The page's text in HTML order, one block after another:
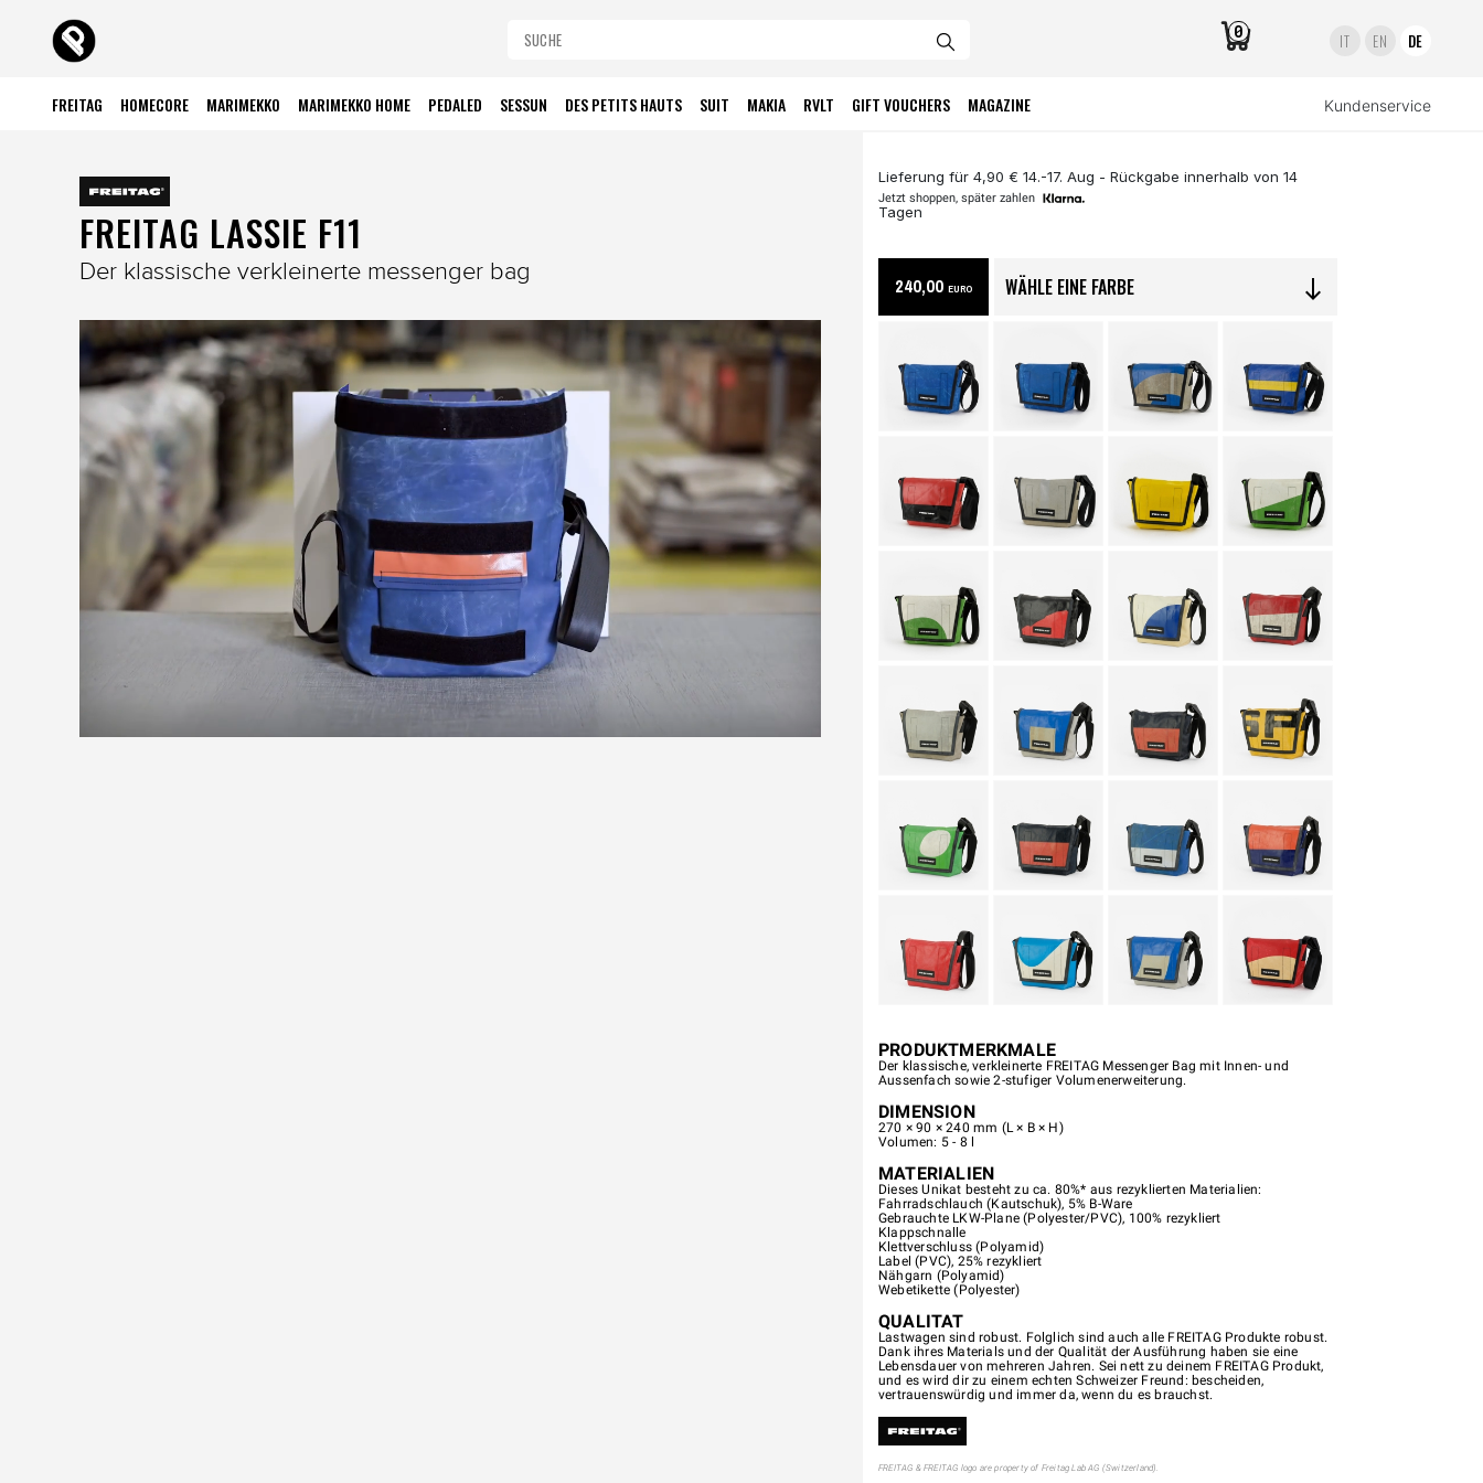
0 IT EN DE
FREITAG HOMECORE MARIMEKKO MARIMEKKO HOME PEDALED SESSUN DES PETITS HAUTS SUIT MAKIA RVLT GIFT VOUCHERS MAGAZINE Kundenservice
Lieferung für 4,90 € 14.-17. Aug - Rückgabe innerhalb von 14
Tagen
Jetzt shoppen, später zahlen
FREITAG LASSIE F11
Der klassische verkleinerte messenger bag 240,00 EURO WÄHLE EINE FARBE south
PRODUKTMERKMALE
Der klassische, verkleinerte FREITAG Messenger Bag mit Innen- und
Aussenfach sowie 2-stufiger Volumenerweiterung.
DIMENSION
270 × 90 × 240 mm (L × B × H)
Volumen: 5 - 8 l
MATERIALIEN
Dieses Unikat besteht zu ca. 80%* aus rezyklierten Materialien:
Fahrradschlauch (Kautschuk), 5% B-Ware
Gebrauchte LKW-Plane (Polyester/PVC), 100% rezykliert
Klappschnalle
Klettverschluss (Polyamid)
Label (PVC), 25% rezykliert
Nähgarn (Polyamid)
Webetikette (Polyester)
QUALITAT
Lastwagen sind robust. Folglich sind auch alle FREITAG Produkte robust.
Dank ihres Materials und der Qualität der Ausführung haben sie eine
Lebensdauer von mehreren Jahren. Sei nett zu deinem FREITAG Produkt,
und es wird dir zu einem echten Schweizer Freund: bescheiden,
vertrauenswürdig und immer da, wenn du es brauchst.
FREITAG & FREITAG logo are property of Freitag Lab AG (Switzerland).